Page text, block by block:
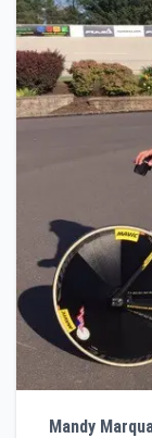
Mandy